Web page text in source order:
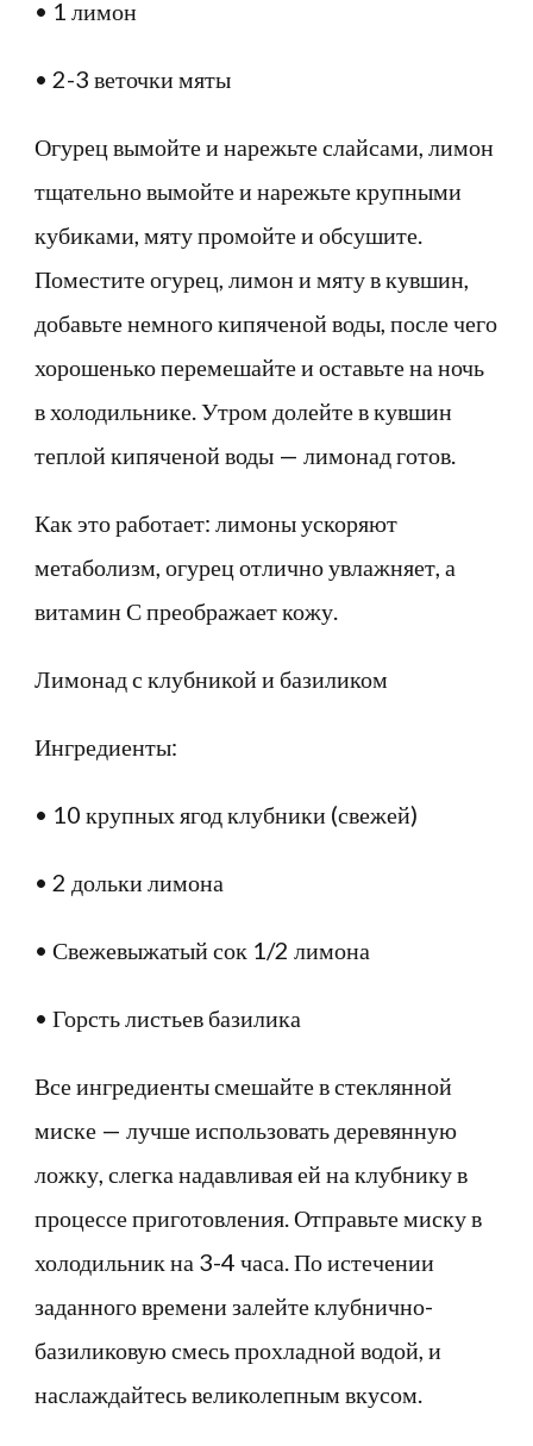
• 1 лимон
• 2-3 веточки мяты
Огурец вымойте и нарежьте слайсами, лимон
тщательно вымойте и нарежьте крупными
кубиками, мяту промойте и обсушите.
Поместите огурец, лимон и мяту в кувшин,
добавьте немного кипяченой воды, после чего
хорошенько перемешайте и оставьте на ночь
в холодильнике. Утром долейте в кувшин
теплой кипяченой воды — лимонад готов.
Как это работает: лимоны ускоряют
метаболизм, огурец отлично увлажняет, а
витамин С преображает кожу.
Лимонад с клубникой и базиликом
Ингредиенты:
• 10 крупных ягод клубники (свежей)
• 2 дольки лимона
• Свежевыжатый сок 1/2 лимона
• Горсть листьев базилика
Все ингредиенты смешайте в стеклянной
миске — лучше использовать деревянную
ложку, слегка надавливая ей на клубнику в
процессе приготовления. Отправьте миску в
холодильник на 3-4 часа. По истечении
заданного времени залейте клубнично-
базиликовую смесь прохладной водой, и
наслаждайтесь великолепным вкусом.